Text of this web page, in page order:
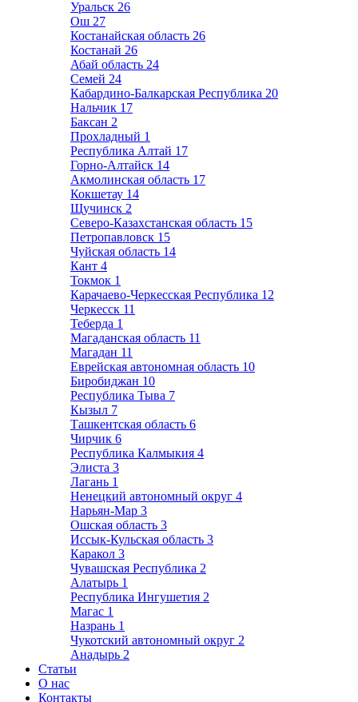
Уральск 26
Ош 27
Костанайская область 26
Костанай 26
Абай область 24
Семей 24
Кабардино-Балкарская Республика 20
Нальчик 17
Баксан 2
Прохладный 1
Республика Алтай 17
Горно-Алтайск 14
Акмолинская область 17
Кокшетау 14
Щучинск 2
Северо-Казахстанская область 15
Петропавловск 15
Чуйская область 14
Кант 4
Токмок 1
Карачаево-Черкесская Республика 12
Черкесск 11
Теберда 1
Магаданская область 11
Магадан 11
Еврейская автономная область 10
Биробиджан 10
Республика Тыва 7
Кызыл 7
Ташкентская область 6
Чирчик 6
Республика Калмыкия 4
Элиста 3
Лагань 1
Ненецкий автономный округ 4
Нарьян-Мар 3
Ошская область 3
Иссык-Кульская область 3
Каракол 3
Чувашская Республика 2
Алатырь 1
Республика Ингушетия 2
Магас 1
Назрань 1
Чукотский автономный округ 2
Анадырь 2
Статьи
О нас
Контакты